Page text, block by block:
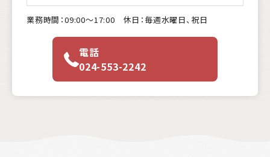
業務時間：09:00〜17:00 休日：毎週水曜日、祝日
電話
024-553-2242